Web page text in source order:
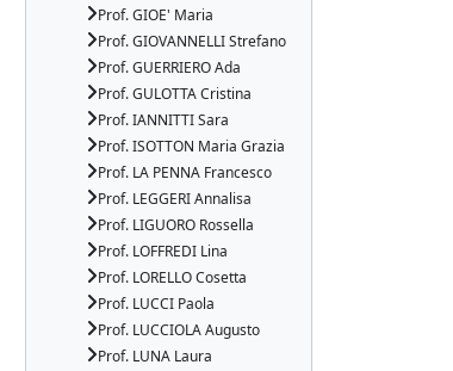
Prof. GIOE' Maria
Prof. GIOVANNELLI Strefano
Prof. GUERRIERO Ada
Prof. GULOTTA Cristina
Prof. IANNITTI Sara
Prof. ISOTTON Maria Grazia
Prof. LA PENNA Francesco
Prof. LEGGERI Annalisa
Prof. LIGUORO Rossella
Prof. LOFFREDI Lina
Prof. LORELLO Cosetta
Prof. LUCCI Paola
Prof. LUCCIOLA Augusto
Prof. LUNA Laura